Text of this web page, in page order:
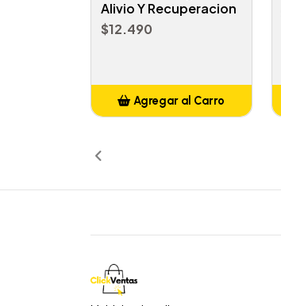
Alivio Y Recuperacion
$12.490
Agregar al Carro